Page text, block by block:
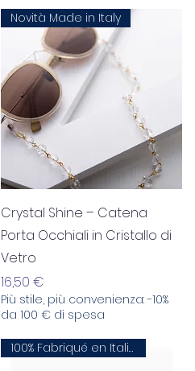
Aperçu rapide
Novità Made in Italy
Crystal Shine – Catena
Porta Occhiali in Cristallo di
Vetro
Prix
16,50 €
Più stile, più convenienza: -10%
da 100 € di spesa
100% Fabriqué en Italie